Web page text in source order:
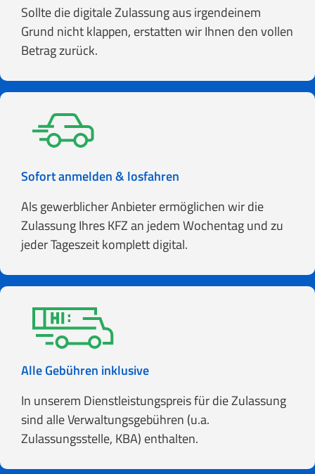
Sollte die digitale Zulassung aus irgendeinem
Grund nicht klappen, erstatten wir Ihnen den vollen
Betrag zurück.
Sofort anmelden & losfahren
Als gewerblicher Anbieter ermöglichen wir die
Zulassung Ihres KFZ an jedem Wochentag und zu
jeder Tageszeit komplett digital.
Alle Gebühren inklusive
In unserem Dienstleistungspreis für die Zulassung
sind alle Verwaltungsgebühren (u.a.
Zulassungsstelle, KBA) enthalten.